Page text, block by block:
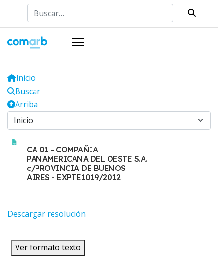
Buscar
Inicio
Buscar
Arriba
CA 01 - COMPAÑIA
PANAMERICANA DEL OESTE S.A.
c/PROVINCIA DE BUENOS
AIRES - EXPTE1019/2012
Descargar resolución
Ver formato texto